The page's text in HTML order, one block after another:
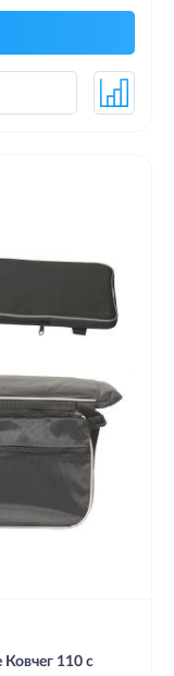
110 с